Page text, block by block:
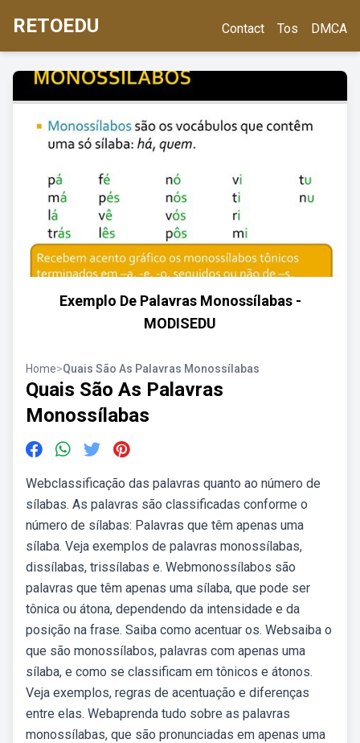
RETOEDU Contact Tos DMCA
Exemplo De Palavras Monossílabas -
MODISEDU
Home>Quais São As Palavras Monossílabas
Quais São As Palavras
Monossílabas
Webclassificação das palavras quanto ao número de
sílabas. As palavras são classificadas conforme o
número de sílabas: Palavras que têm apenas uma
sílaba. Veja exemplos de palavras monossílabas,
dissílabas, trissílabas e. Webmonossílabos são
palavras que têm apenas uma sílaba, que pode ser
tônica ou átona, dependendo da intensidade e da
posição na frase. Saiba como acentuar os. Websaiba o
que são monossílabos, palavras com apenas uma
sílaba, e como se classificam em tônicos e átonos.
Veja exemplos, regras de acentuação e diferenças
entre elas. Webaprenda tudo sobre as palavras
monossílabas, que são pronunciadas em apenas uma